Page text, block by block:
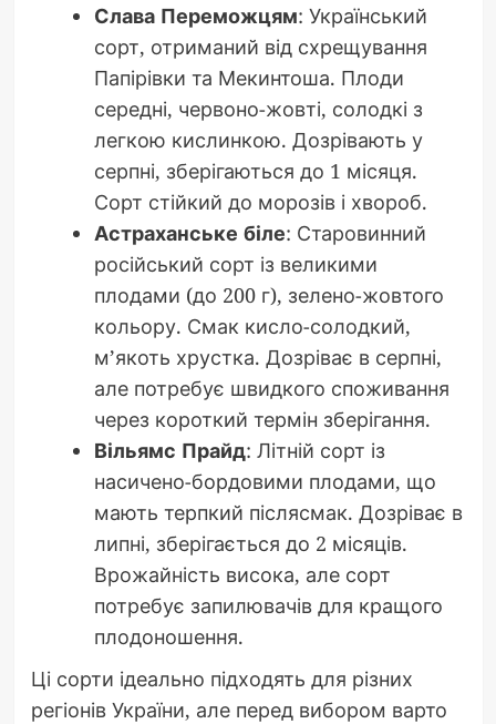
Слава Переможцям: Український
сорт, отриманий від схрещування
Папірівки та Мекинтоша. Плоди
середні, червоно-жовті, солодкі з
легкою кислинкою. Дозрівають у
серпні, зберігаються до 1 місяця.
Сорт стійкий до морозів і хвороб.
Астраханське біле: Старовинний
російський сорт із великими
плодами (до 200 г), зелено-жовтого
кольору. Смак кисло-солодкий,
м’якоть хрустка. Дозріває в серпні,
але потребує швидкого споживання
через короткий термін зберігання.
Вільямс Прайд: Літній сорт із
насичено-бордовими плодами, що
мають терпкий післясмак. Дозріває в
липні, зберігається до 2 місяців.
Врожайність висока, але сорт
потребує запилювачів для кращого
плодоношення.
Ці сорти ідеально підходять для різних
регіонів України, але перед вибором варто